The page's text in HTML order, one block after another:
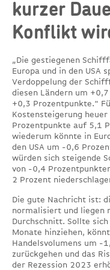
kurzer
Konflikt
„Die gestiegenen
Europa und in den USA
Verdoppelung der
diesen Ländern um
+0,3 Prozentpunkte.“
Kostensteigerung
Prozentpunkte auf 5,1
wiederum könnte in
den USA um -0,6
würden sich steigende
von -0,4
2 Prozent
Die gute Nachricht ist:
normalisiert und liegen
Durchschnitt. Sollte
Monate hinziehen,
Handelsvolumens um -
zurückgehen und das
der Rezession 2023